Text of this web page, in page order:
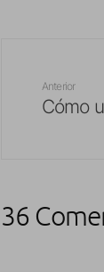
Anterior
Cómo
36